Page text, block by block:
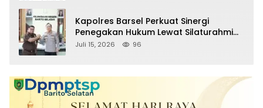
Kapolres Barsel Perkuat Sinergi
Penegakan Hukum Lewat Silaturahmi
dengan Kajari Barito Selatan
Juli 15, 2026 96